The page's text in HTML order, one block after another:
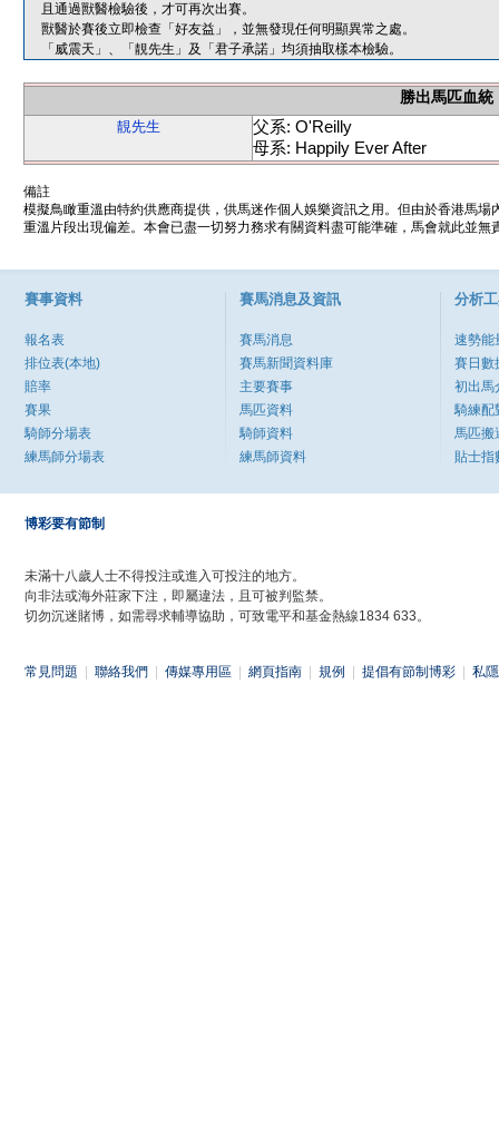
且通過獸醫檢驗後，才可再次出賽。
獸醫於賽後立即檢查「好友益」，並無發現任何明顯異常之處。
「威震天」、「靚先生」及「君子承諾」均須抽取樣本檢驗。
勝出馬匹血統
靚先生
父系: O'Reilly
母系: Happily Ever After
備註
模擬鳥瞰重溫由特約供應商提供，供馬迷作個人娛樂資訊之用。但由於香港馬
重溫片段出現偏差。本會已盡一切努力務求有關資料盡可能準確，馬會就此並
賽事資料
報名表
排位表(本地)
賠率
賽果
騎師分場表
練馬師分場表
賽馬消息及資訊
賽馬消息
賽馬新聞資料庫
主要賽事
馬匹資料
騎師資料
練馬師資料
分析
速勢能
賽日數
初出馬
騎練配
馬匹搬
貼士指
博彩要有節制
未滿十八歲人士不得投注或進入可投注的地方。
向非法或海外莊家下注，即屬違法，且可被判監禁。
切勿沉迷賭博，如需尋求輔導協助，可致電平和基金熱線1834 633。
常見問題 聯絡我們 傳媒專用區 網頁指南 規例 提倡有節制博彩 私